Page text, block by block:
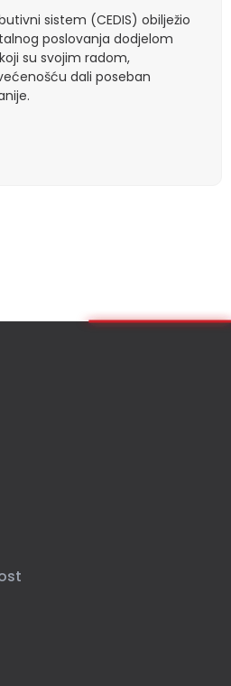
sistem (CEDIS) obilježio
poslovanja dodjelom
su svojim radom,
dali poseban